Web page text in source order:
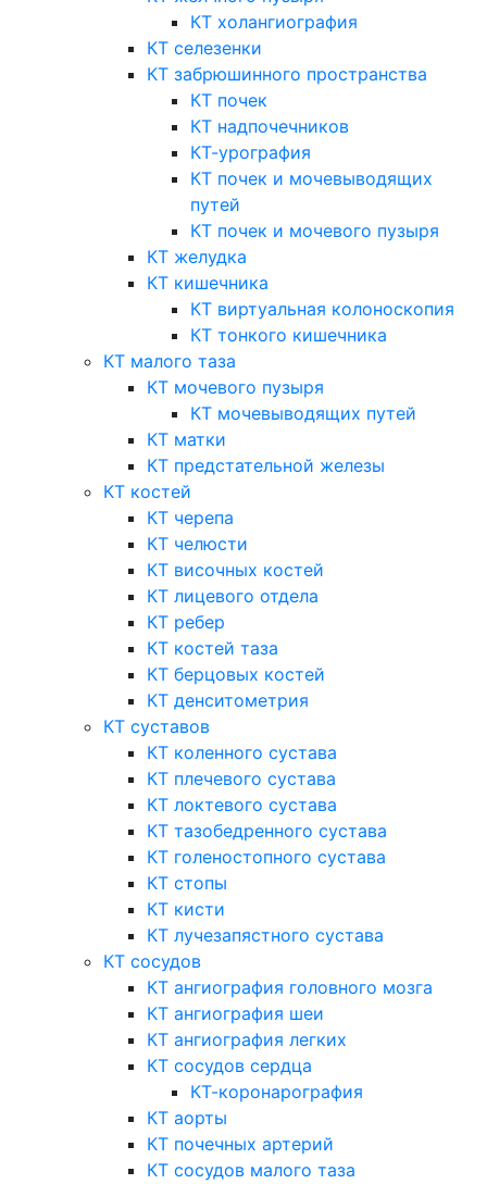
КТ холангиография
КТ селезенки
КТ забрюшинного пространства
КТ почек
КТ надпочечников
КТ-урография
КТ почек и мочевыводящих
путей
КТ почек и мочевого пузыря
КТ желудка
КТ кишечника
КТ виртуальная колоноскопия
КТ тонкого кишечника
КТ малого таза
КТ мочевого пузыря
КТ мочевыводящих путей
КТ матки
КТ предстательной железы
КТ костей
КТ черепа
КТ челюсти
КТ височных костей
КТ лицевого отдела
КТ ребер
КТ костей таза
КТ берцовых костей
КТ денситометрия
КТ суставов
КТ коленного сустава
КТ плечевого сустава
КТ локтевого сустава
КТ тазобедренного сустава
КТ голеностопного сустава
КТ стопы
КТ кисти
КТ лучезапястного сустава
КТ сосудов
КТ ангиография головного мозга
КТ ангиография шеи
КТ ангиография легких
КТ сосудов сердца
КТ-коронарография
КТ аорты
КТ почечных артерий
КТ сосудов малого таза